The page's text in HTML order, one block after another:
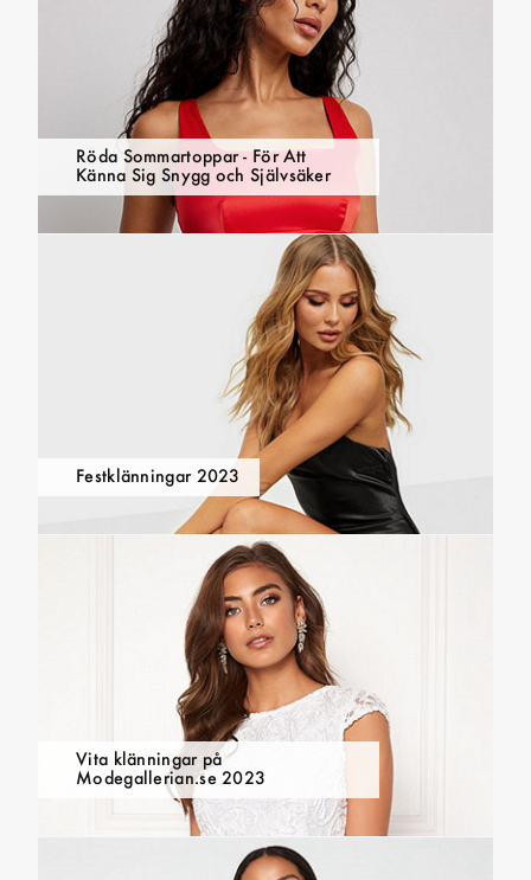
Röda Sommartoppar - För Att
Känna Sig Snygg och Självsäker
Festklänningar 2023
Vita klänningar på
Modegallerian.se 2023